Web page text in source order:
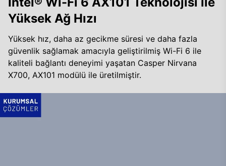
Yüksek Ağ Hızı
Yüksek hız, daha az gecikme süresi ve daha fazla
güvenlik sağlamak amacıyla geliştirilmiş Wi-Fi 6 ile
kaliteli bağlantı deneyimi yaşatan Casper Nirvana
X700, AX101 modülü ile üretilmiştir.